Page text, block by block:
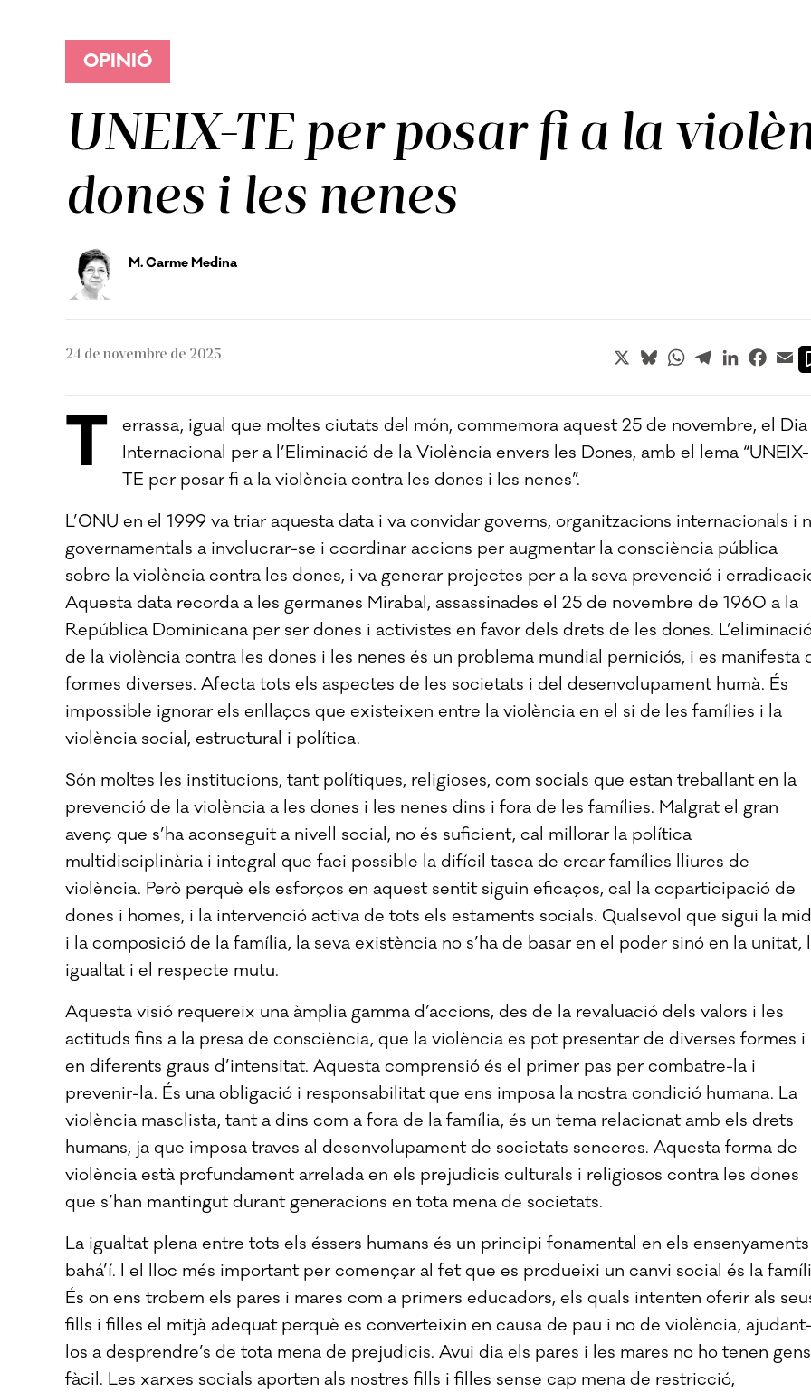
OPINIÓ
UNEIX-TE per posar fi a la
dones i les nenes
M. Carme Medina
24 de novembre de 2025 X BlueskyWhatsApp
TelegramLinkedIn
T
errassa, igual que moltes ciutats del món, commemora aquest 25 de novembre, el Dia
Internacional per a l’Eliminació de la Violència envers les Dones, amb el lema “UNEIX-
TE per posar fi a la violència contra les dones i les nenes”.
L’ONU en el 1999 va triar aquesta data i va convidar governs, organitzacions internacionals i
governamentals a involucrar-se i coordinar accions per augmentar la consciència pública
sobre la violència contra les dones, i va generar projectes per a la seva prevenció i
Aquesta data recorda a les germanes Mirabal, assassinades el 25 de novembre de 1960 a la
República Dominicana per ser dones i activistes en favor dels drets de les dones.
de la violència contra les dones i les nenes és un problema mundial perniciós, i es manifesta
formes diverses. Afecta tots els aspectes de les societats i del desenvolupament humà. És
impossible ignorar els enllaços que existeixen entre la violència en el si de les famílies i la
violència social, estructural i política.
Són moltes les institucions, tant polítiques, religioses, com socials que estan treballant en la
prevenció de la violència a les dones i les nenes dins i fora de les famílies. Malgrat el gran
avenç que s’ha aconseguit a nivell social, no és suficient, cal millorar la política
multidisciplinària i integral que faci possible la difícil tasca de crear famílies lliures de
violència. Però perquè els esforços en aquest sentit siguin eficaços, cal la coparticipació de
dones i homes, i la intervenció activa de tots els estaments socials. Qualsevol que sigui la
i la composició de la família, la seva existència no s’ha de basar en el poder sinó en la unitat,
igualtat i el respecte mutu.
Aquesta visió requereix una àmplia gamma d’accions, des de la revaluació dels valors i les
actituds fins a la presa de consciència, que la violència es pot presentar de diverses formes i
en diferents graus d’intensitat. Aquesta comprensió és el primer pas per combatre-la i
prevenir-la. És una obligació i responsabilitat que ens imposa la nostra condició humana. La
violència masclista, tant a dins com a fora de la família, és un tema relacionat amb els drets
humans, ja que imposa traves al desenvolupament de societats senceres. Aquesta forma de
violència està profundament arrelada en els prejudicis culturals i religiosos contra les dones
que s’han mantingut durant generacions en tota mena de societats.
La igualtat plena entre tots els éssers humans és un principi fonamental en els ensenyaments
bahá’í. I el lloc més important per començar al fet que es produeixi un canvi social és la
És on ens trobem els pares i mares com a primers educadors, els quals intenten oferir als
fills i filles el mitjà adequat perquè es converteixin en causa de pau i no de violència, ajudant-
los a desprendre’s de tota mena de prejudicis. Avui dia els pares i les mares no ho tenen gens
fàcil. Les xarxes socials aporten als nostres fills i filles sense cap mena de restricció,